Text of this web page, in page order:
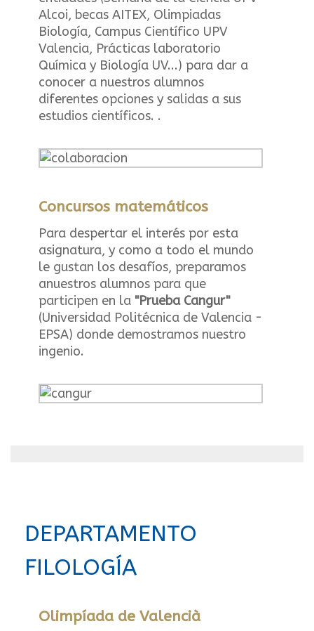
Alcoi, becas AITEX, Olimpiadas
Biología, Campus Científico UPV
Valencia, Prácticas laboratorio
Química y Biología UV...) para dar a
conocer a nuestros alumnos
diferentes opciones y salidas a sus
estudios científicos. .
Concursos matemáticos
Para despertar el interés por esta
asignatura, y como a todo el mundo
le gustan los desafíos, preparamos
anuestros alumnos para que
participen en la "Prueba Cangur"
(Universidad Politécnica de Valencia -
EPSA) donde demostramos nuestro
ingenio.
DEPARTAMENTO
FILOLOGÍA
Olimpíada de Valencià